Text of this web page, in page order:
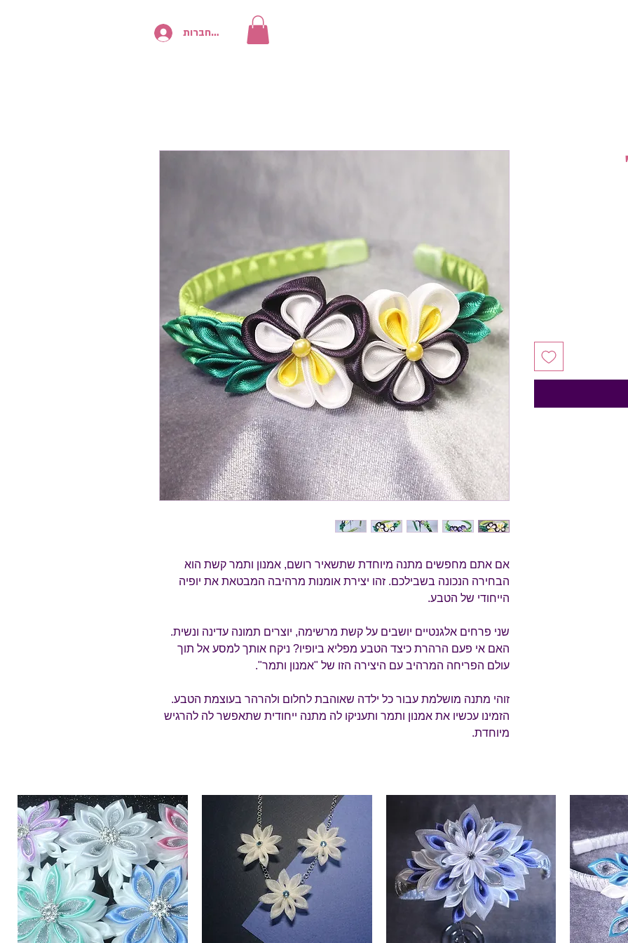
להתחברות
אם אתם מחפשים מתנה מיוחדת שתשאיר רושם, אמנון ותמר קשת הוא
הבחירה הנכונה בשבילכם. זהו יצירת אומנות מרהיבה המבטאת את יופיה
הייחודי של הטבע.
שני פרחים אלגנטיים יושבים על קשת מרשימה, יוצרים תמונה עדינה ונשית.
האם אי פעם הרהרת כיצד הטבע מפליא ביופיו? ניקח אותך למסע אל תוך
עולם הפריחה המרהיב עם היצירה הזו של "אמנון ותמר".
זוהי מתנה מושלמת עבור כל ילדה שאוהבת לחלום ולהרהר בעוצמת הטבע.
הזמינו עכשיו את אמנון ותמר ותעניקו לה מתנה ייחודית שתאפשר לה להרגיש
מיוחדת.